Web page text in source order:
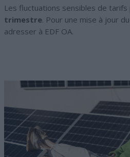
Les fluctuations sensibles de tarifs
trimestre. Pour une mise à jour
adresser à EDF OA.